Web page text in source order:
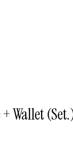
Wallet